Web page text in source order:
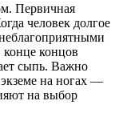
Первичная
человек долгое
концов
сыпь. Важно
на ногах —
на выбор